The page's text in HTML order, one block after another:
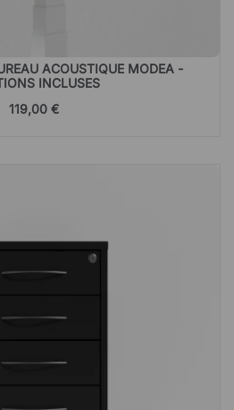
ACOUSTIQUE MODEA -
INCLUSES
119,00 €